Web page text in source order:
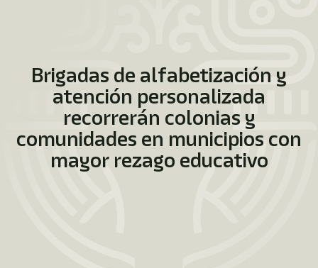
Brigadas de alfabetización y
atención personalizada
recorrerán colonias y
comunidades en municipios con
mayor rezago educativo